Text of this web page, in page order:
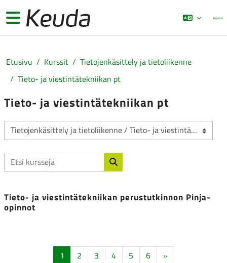
Sivupaneeli Kirjaudu
Etusivu Kurssit
Tietojenkäsittely ja tietoliikenne
Tieto- ja viestintätekniikan pt
Tieto- ja viestintätekniikan pt
Kurssikategoriat
Etsi kursseja
Etsi kursseja
Tieto- ja viestintätekniikan perustutkinnon Pinja-
opinnot
1 Sivu 1
2Sivu 2
3Sivu 3
4Sivu 4
5Sivu 5
6Sivu 6
»Seuraava sivu